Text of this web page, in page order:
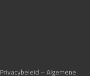
Privacybeleid – Algemene